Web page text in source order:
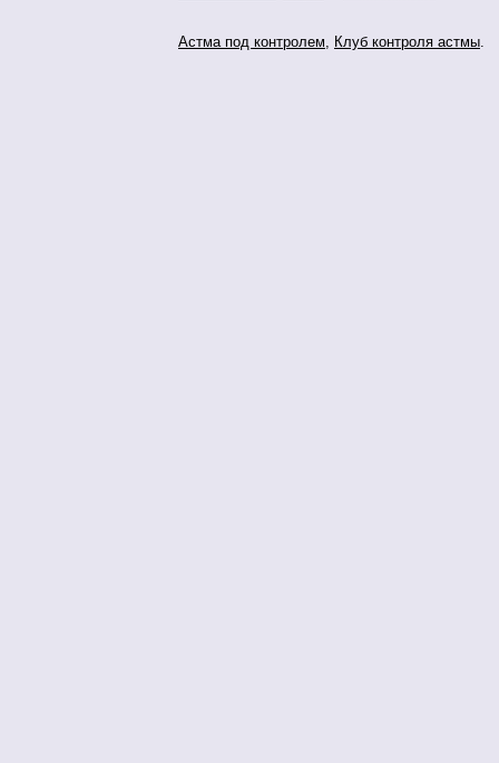
Астма под контролем, Клуб контроля астмы.